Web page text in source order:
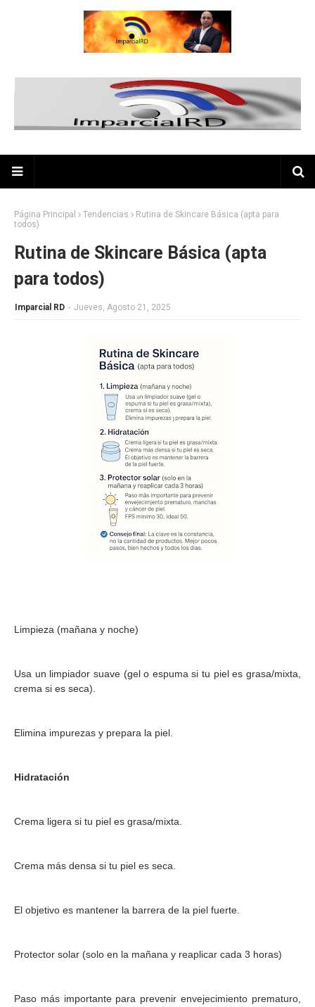
Página Principal Tendencias
Rutina de Skincare Básica (apta para
todos)
Rutina de Skincare Básica (apta
para todos)
Imparcial RD - Jueves, Agosto 21, 2025
Limpieza (mañana y noche)
Usa un limpiador suave (gel o espuma si tu piel es grasa/mixta,
crema si es seca).
Elimina impurezas y prepara la piel.
Hidratación
Crema ligera si tu piel es grasa/mixta.
Crema más densa si tu piel es seca.
El objetivo es mantener la barrera de la piel fuerte.
Protector solar (solo en la mañana y reaplicar cada 3 horas)
Paso más importante para prevenir envejecimiento prematuro,